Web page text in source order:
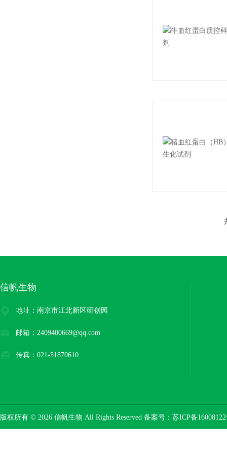
信帆生物
地址：南京市江北新区研创园
邮箱：2409400669@qq.com
传真：021-51870610
版权所有 © 2026 信帆生物 All Rights Reserved 备案号： 苏ICP备